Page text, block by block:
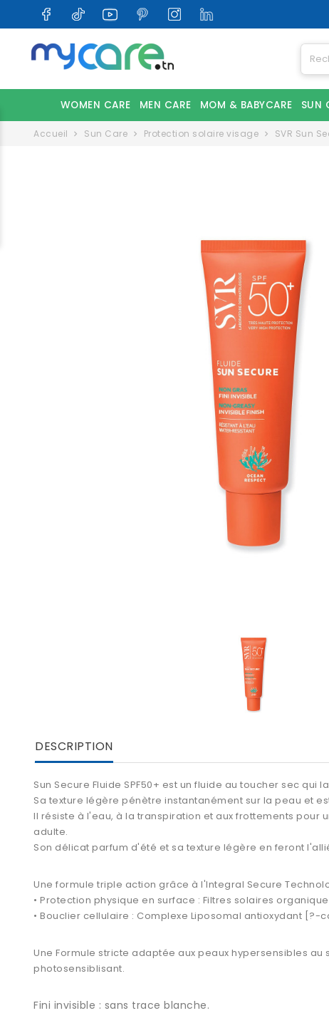
WOMEN CARE MEN CARE MOM & BABYCARE SUN
Accueil Sun Care Protection solaire visage SVR Sun
DESCRIPTION
Sun Secure Fluide SPF50+ est un fluide au toucher sec qui
Sa texture légère pénètre instantanément sur la peau et
Il résiste à l'eau, à la transpiration et aux frottements pour
adulte.
Son délicat parfum d'été et sa texture légère en feront
Une formule triple action grâce à l'Integral Secure
• Protection physique en surface : Filtres solaires
• Bouclier cellulaire : Complexe Liposomal antioxydant [?-
Une Formule stricte adaptée aux peaux hypersensibles
photosensiblisant.
Fini invisible : sans trace blanche.